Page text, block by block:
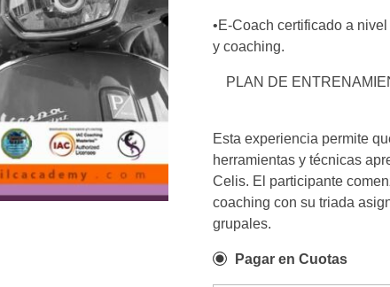
•E-Coach certificado a
y coaching.
PLAN DE
Esta experiencia permite
herramientas y técnicas
Celis. El participante
coaching con su triada
grupales.
Pagar en Cuotas